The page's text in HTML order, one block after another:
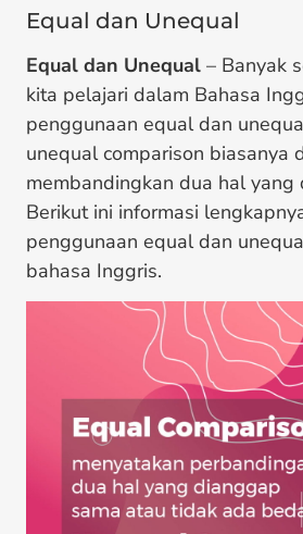
Equal dan Unequal
Equal dan Unequal – Banyak
kita pelajari dalam Bahasa
penggunaan equal dan
unequal comparison biasanya
membandingkan dua hal yang
Berikut ini informasi
penggunaan equal dan
bahasa Inggris.